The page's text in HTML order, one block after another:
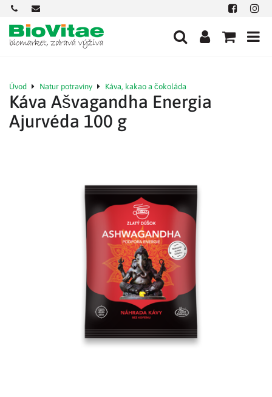
+421
901
712
584
office@biovitae.sk Facebook
Úvod Natur potraviny Káva, kakao a čokoláda
Káva Ašvagandha Energia
Ajurvéda 100 g